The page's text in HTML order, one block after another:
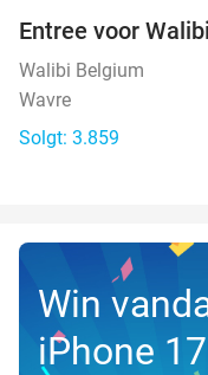
Entree voor
Walibi Belgium
Wavre
Solgt: 3.859
Win
iPhone